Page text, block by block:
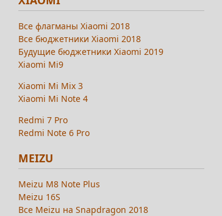
Все флагманы Xiaomi 2018
Все бюджетники Xiaomi 2018
Будущие бюджетники Xiaomi 2019
Xiaomi Mi9
Xiaomi Mi Mix 3
Xiaomi Mi Note 4
Redmi 7 Pro
Redmi Note 6 Pro
MEIZU
Meizu M8 Note Plus
Meizu 16S
Все Meizu на Snapdragon 2018